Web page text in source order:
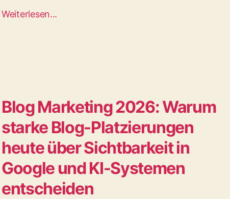
Weiterlesen...
Blog Marketing 2026: Warum
starke Blog-Platzierungen
heute über Sichtbarkeit in
Google und KI-Systemen
entscheiden